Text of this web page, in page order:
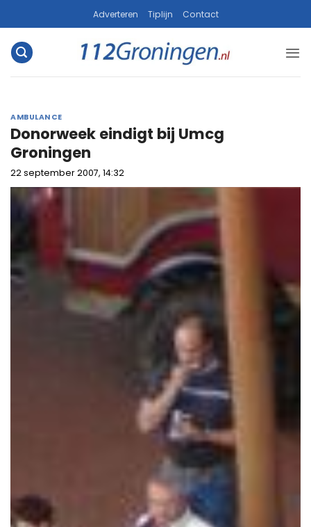
naar
inhoud
Adverteren Tiplijn Contact
AMBULANCE
Donorweek eindigt bij Umcg
Groningen
22 september 2007, 14:32